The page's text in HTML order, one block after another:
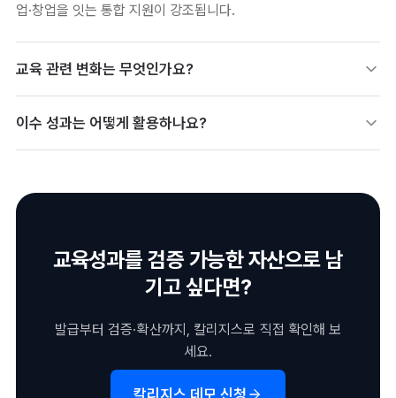
업·창업을 잇는 통합 지원이 강조됩니다.
교육 관련 변화는 무엇인가요?
역량 증명을 중시하는 방향입니다.
이수 성과는 어떻게 활용하나요?
교육성과를 검증 가능한 자산으로 남
기고 싶다면?
발급부터 검증·확산까지, 칼리지스로 직접 확인해 보
세요.
칼리지스 데모 신청